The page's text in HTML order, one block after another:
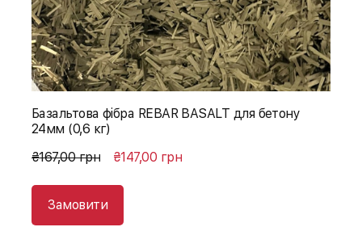
Базальтова фібра REBAR BASALT для бетону
24мм (0,6 кг)
₴167,00 грн
₴147,00 грн
Замовити